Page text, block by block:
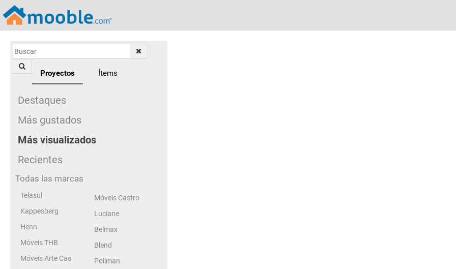
Proyectos Ítems
Destaques
Más gustados
Más visualizados
Recientes
Todas las marcas
Telasul
Kappesberg
Henn
Móveis THB
Móveis Arte Cas
Móveis Castro
Luciane
Belmax
Blend
Poliman